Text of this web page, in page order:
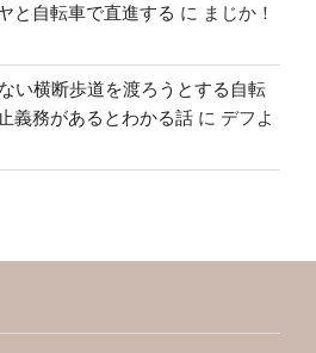
と自転車で直進する に まじか！
い横断歩道を渡ろうとする自転
義務があるとわかる話 に デフよ